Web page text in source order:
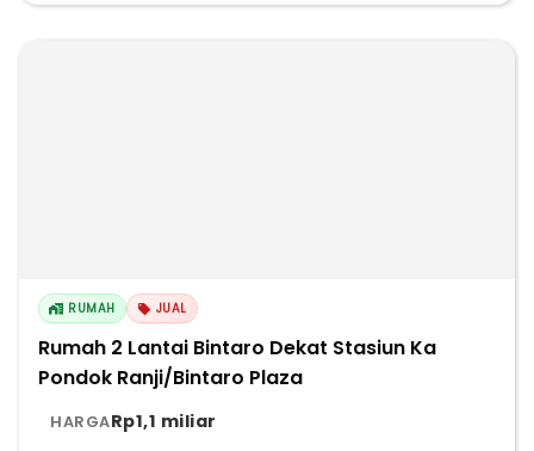
RUMAH JUAL
Rumah 2 Lantai Bintaro Dekat Stasiun Ka
Pondok Ranji/Bintaro Plaza
HARGARp1,1 miliar